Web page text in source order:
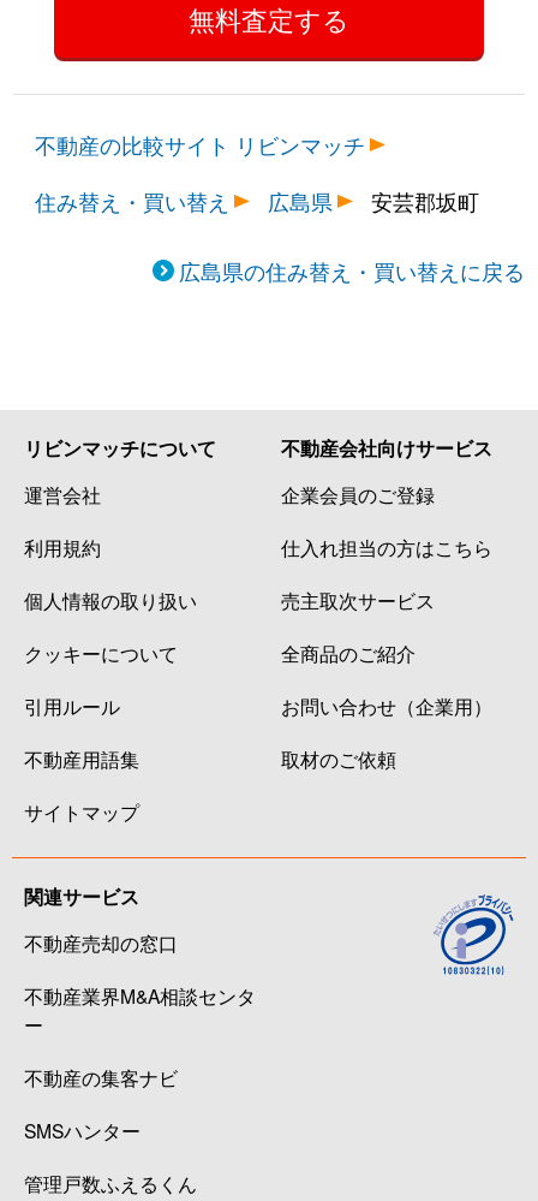
不動産の比較サイト リビンマッチ
住み替え・買い替え
広島県 安芸郡坂町
広島県の住み替え・買い替えに戻る
リビンマッチについて
運営会社
利用規約
個人情報の取り扱い
クッキーについて
引用ルール
不動産用語集
サイトマップ
不動産会社向けサービス
企業会員のご登録
仕入れ担当の方はこちら
売主取次サービス
全商品のご紹介
お問い合わせ（企業用）
取材のご依頼
関連サービス
不動産売却の窓口
不動産業界M&A相談センタ
ー
不動産の集客ナビ
SMSハンター
管理戸数ふえるくん